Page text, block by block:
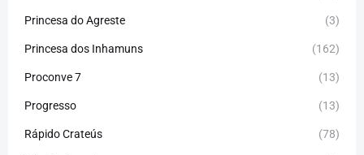
Princesa do Agreste (3)
Princesa dos Inhamuns (162)
Proconve 7 (13)
Progresso (13)
Rápido Crateús (78)